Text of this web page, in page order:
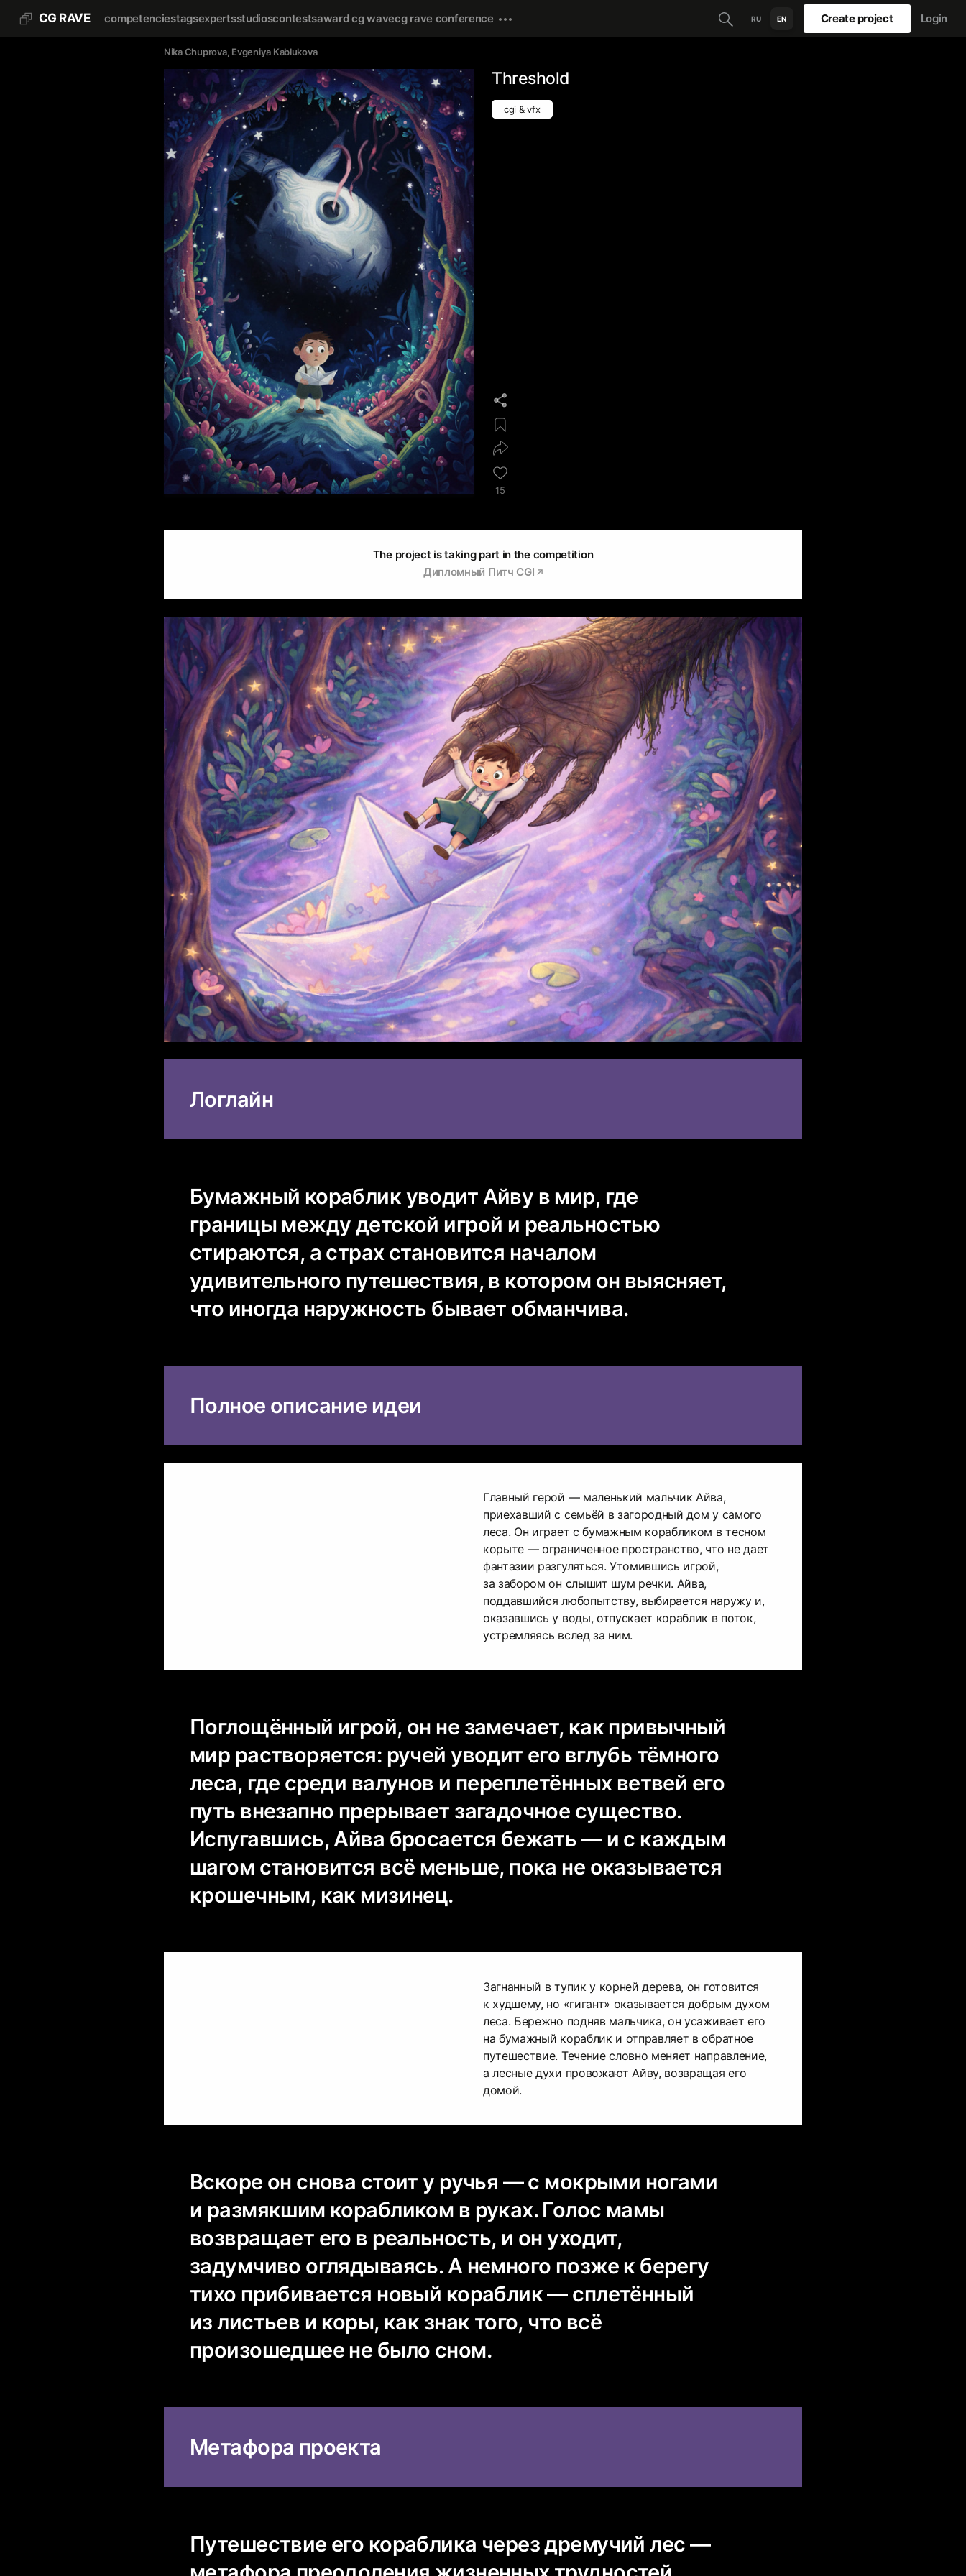
CG RAVE competenciestagsexpertsstudioscontestsaward cg wavecg rave conference RU EN Create project Login
Nika Chuprova, Evgeniya Kablukova
Threshold
cgi & vfx
15
The project is taking part in the competition
Дипломный Питч CGI
Логлайн
Бумажный кораблик уводит Айву в мир, где
границы между детской игрой и реальностью
стираются, а страх становится началом
удивительного путешествия, в котором он выясняет,
что иногда наружность бывает обманчива.
Полное описание идеи
Главный герой — маленький мальчик Айва,
приехавший с семьёй в загородный дом у самого
леса. Он играет с бумажным корабликом в тесном
корыте — ограниченное пространство, что не дает
фантазии разгуляться. Утомившись игрой,
за забором он слышит шум речки. Айва,
поддавшийся любопытству, выбирается наружу и,
оказавшись у воды, отпускает кораблик в поток,
устремляясь вслед за ним.
Поглощённый игрой, он не замечает, как привычный
мир растворяется: ручей уводит его вглубь тёмного
леса, где среди валунов и переплетённых ветвей его
путь внезапно прерывает загадочное существо.
Испугавшись, Айва бросается бежать — и с каждым
шагом становится всё меньше, пока не оказывается
крошечным, как мизинец.
Загнанный в тупик у корней дерева, он готовится
к худшему, но «гигант» оказывается добрым духом
леса. Бережно подняв мальчика, он усаживает его
на бумажный кораблик и отправляет в обратное
путешествие. Течение словно меняет направление,
а лесные духи провожают Айву, возвращая его
домой.
Вскоре он снова стоит у ручья — с мокрыми ногами
и размякшим корабликом в руках. Голос мамы
возвращает его в реальность, и он уходит,
задумчиво оглядываясь. А немного позже к берегу
тихо прибивается новый кораблик — сплетённый
из листьев и коры, как знак того, что всё
произошедшее не было сном.
Метафора проекта
Путешествие его кораблика через дремучий лес —